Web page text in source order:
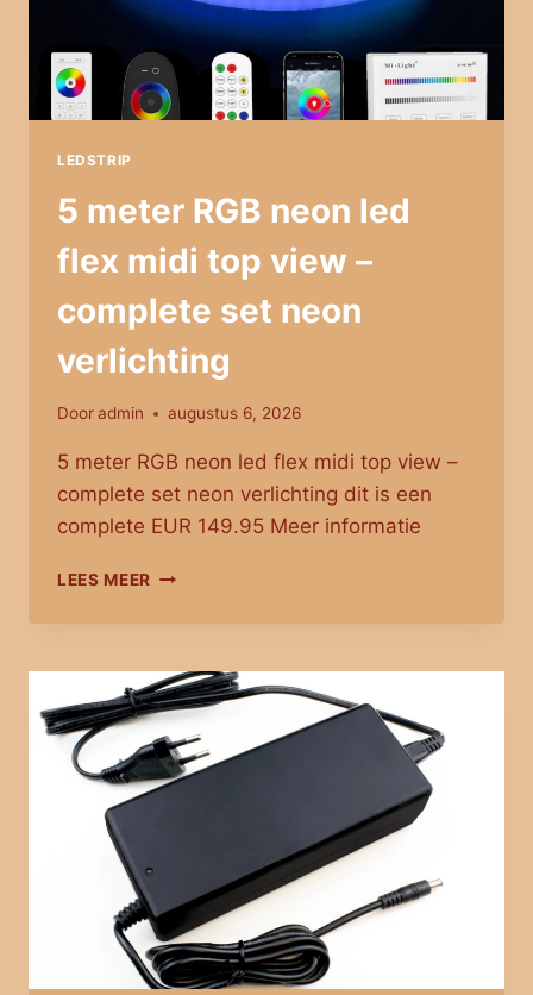
LEDSTRIP
5 meter RGB neon led
flex midi top view –
complete set neon
verlichting
Dooradmin augustus 6, 2026
5 meter RGB neon led flex midi top view –
complete set neon verlichting dit is een
complete EUR 149.95 Meer informatie
LEES MEER
RGB
LED
FLEX
MIDI
TOP
VIEW
–
NEON
VERLICHTING